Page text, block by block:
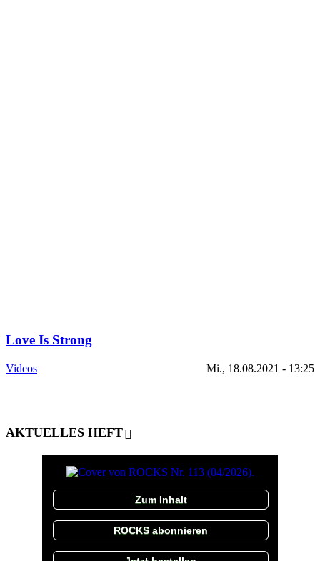
Love Is Strong
Videos Mi., 18.08.2021 - 13:25
AKTUELLES HEFT
Zum Inhalt
ROCKS abonnieren